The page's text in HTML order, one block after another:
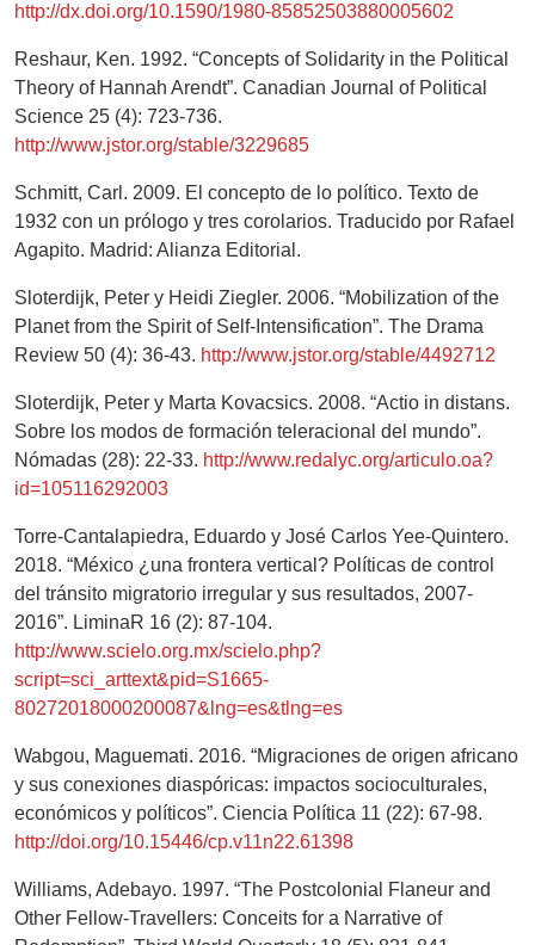
http://dx.doi.org/10.1590/1980-85852503880005602
Reshaur, Ken. 1992. “Concepts of Solidarity in the Political
Theory of Hannah Arendt”. Canadian Journal of Political
Science 25 (4): 723-736.
http://www.jstor.org/stable/3229685
Schmitt, Carl. 2009. El concepto de lo político. Texto de
1932 con un prólogo y tres corolarios. Traducido por Rafael
Agapito. Madrid: Alianza Editorial.
Sloterdijk, Peter y Heidi Ziegler. 2006. “Mobilization of the
Planet from the Spirit of Self-Intensification”. The Drama
Review 50 (4): 36-43. http://www.jstor.org/stable/4492712
Sloterdijk, Peter y Marta Kovacsics. 2008. “Actio in distans.
Sobre los modos de formación teleracional del mundo”.
Nómadas (28): 22-33. http://www.redalyc.org/articulo.oa?
id=105116292003
Torre-Cantalapiedra, Eduardo y José Carlos Yee-Quintero.
2018. “México ¿una frontera vertical? Políticas de control
del tránsito migratorio irregular y sus resultados, 2007-
2016”. LiminaR 16 (2): 87-104.
http://www.scielo.org.mx/scielo.php?
script=sci_arttext&pid=S1665-
80272018000200087&lng=es&tlng=es
Wabgou, Maguemati. 2016. “Migraciones de origen africano
y sus conexiones diaspóricas: impactos socioculturales,
económicos y políticos”. Ciencia Política 11 (22): 67-98.
http://doi.org/10.15446/cp.v11n22.61398
Williams, Adebayo. 1997. “The Postcolonial Flaneur and
Other Fellow-Travellers: Conceits for a Narrative of